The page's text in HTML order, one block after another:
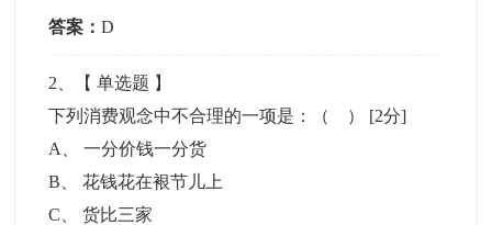
答案：D
2 、【单选题 】
下列消费观念中不合理的一项是：（ ） [2分]
A
、一分价钱一分货
B 、花钱花在裉节儿上
C 、货比三家